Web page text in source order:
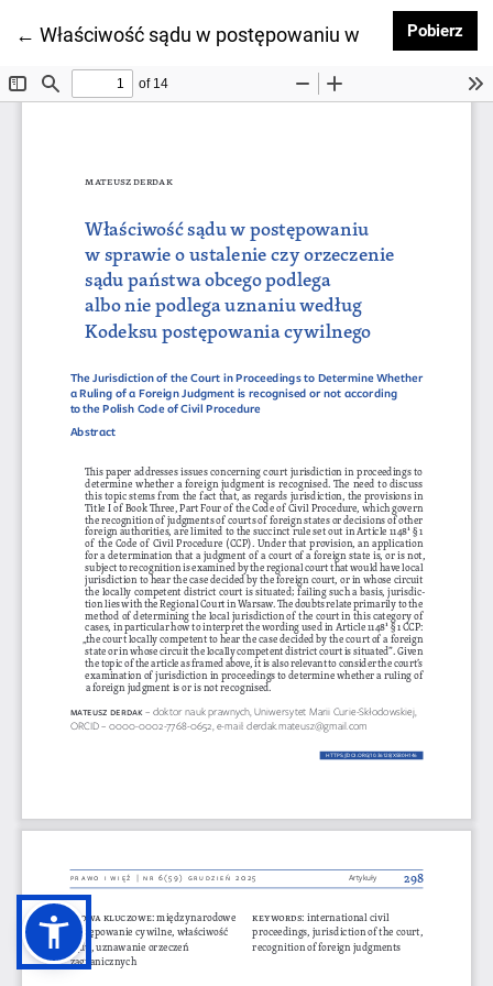
←Wróć do szczegółów artykułu
Właściwość sądu w postępowaniu w sprawie o
Pobierz